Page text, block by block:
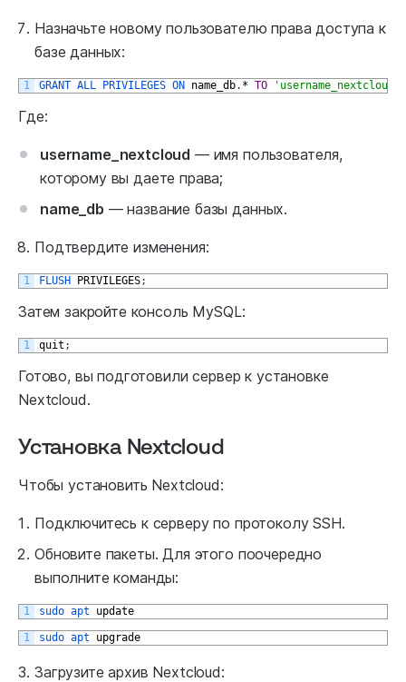
Назначьте новому пользователю права доступа к
базе данных:
1 GRANT ALL PRIVILEGES ON name_db. * TO 'username_nextcloud'
Где:
username_nextcloud — имя пользователя,
которому вы даете права;
name_db — название базы данных.
Подтвердите изменения:
1 FLUSH PRIVILEGES;
Затем закройте консоль MySQL:
1 quit ;
Готово, вы подготовили сервер к установке
Nextcloud.
Установка Nextcloud
Чтобы установить Nextcloud:
Подключитесь к серверу по протоколу SSH.
Обновите пакеты. Для этого поочередно
выполните команды:
1 sudo apt update
1 sudo apt upgrade
Загрузите архив Nextcloud: